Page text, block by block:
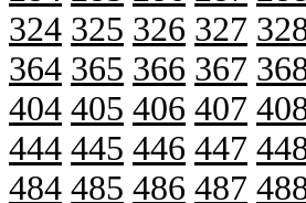
324 325 326 327
364 365 366 367
404 405 406 407
444 445 446 447
484 485 486 487